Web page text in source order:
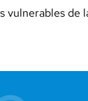
vulnerables de